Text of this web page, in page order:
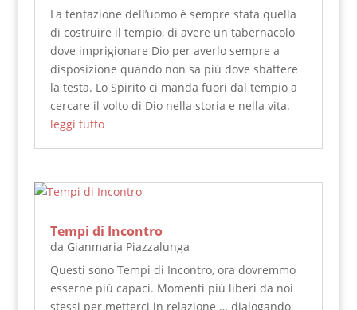
La tentazione dell’uomo è sempre stata quella
di costruire il tempio, di avere un tabernacolo
dove imprigionare Dio per averlo sempre a
disposizione quando non sa più dove sbattere
la testa. Lo Spirito ci manda fuori dal tempio a
cercare il volto di Dio nella storia e nella vita.
leggi tutto
Tempi di Incontro
da Gianmaria Piazzalunga
Questi sono Tempi di Incontro, ora dovremmo
esserne più capaci. Momenti più liberi da noi
stessi per metterci in relazione … dialogando